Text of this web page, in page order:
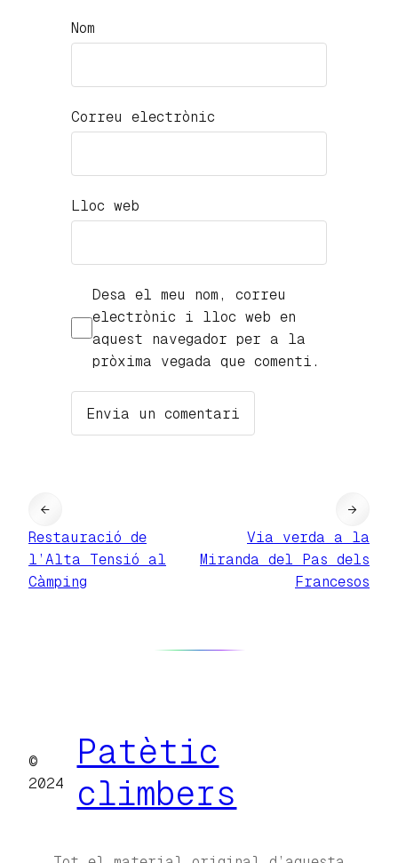
Nom
Correu electrònic
Lloc web
Desa el meu nom, correu
electrònic i lloc web en
aquest navegador per a la
pròxima vegada que comenti.
←
Restauració de
l’Alta Tensió al
Càmping
Via verda a la
Miranda del Pas dels
Francesos
→
©
2024
Patètic
climbers